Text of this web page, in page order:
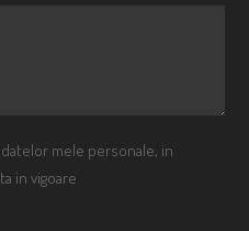
mele personale, in
in vigoare